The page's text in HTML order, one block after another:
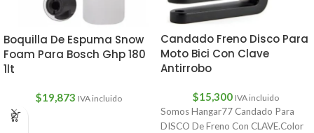
Boquilla De Espuma Snow
Foam Para Bosch Ghp 180
1lt
$19,873 IVA incluido
Candado Freno Disco Para
Moto Bici Con Clave
Antirrobo
$15,300 IVA incluido
Somos Hangar77 Candado Para
DISCO De Freno Con CLAVE.Color